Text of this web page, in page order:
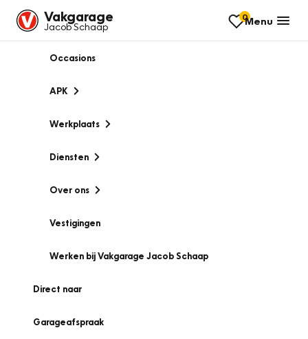
Vakgarage
Jacob Schaap
0Menu
Occasions
APK
Werkplaats
Diensten
Over ons
Vestigingen
Werken bij Vakgarage Jacob Schaap
Direct naar
Garageafspraak